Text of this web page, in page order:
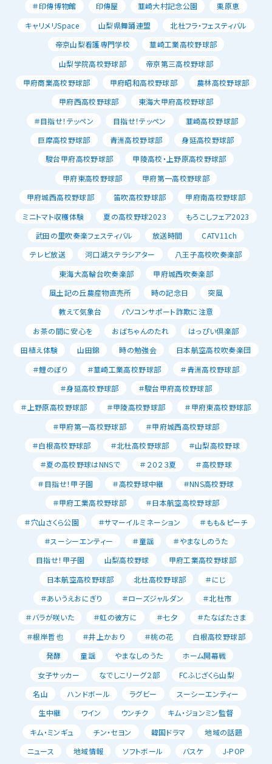
＃印傳博物館
印傳屋 韮崎大村記念公園
栗原恵
キャリメリSpace
山梨県舞踊連盟
北杜フラ・フェスティバル
帝京山梨看護専門学校
韮崎工業高校野球部
山梨学院高校野球部
帝京第三高校野球部
甲府商業高校野球部
甲府昭和高校野球部
農林高校野球部
甲府西高校野球部
東海大甲府高校野球部
＃目指せ！テッペン
目指せ！テッペン
韮崎高校野球部
巨摩高校野球部
青洲高校野球部
身延高校野球部
駿台甲府高校野球部
甲陵高校・上野原高校野球部
甲府東高校野球部
甲府第一高校野球部
甲府城西高校野球部
笛吹高校野球部
甲府南高校野球部
ミニトマト収穫体験
夏の高校野球2023
もろこしフェア2023
武田の里吹奏楽フェスティバル
放送時間
CATV11ch
テレビ放送
河口湖ステラシアター
八王子高校吹奏楽部
東海大高輪台吹奏楽部
甲府城西吹奏楽部
風土記の丘農産物直売所
時の記念日
突風
教えて気象台
パソコンサポート詐欺に注意
お茶の間に安心を
おばちゃんのたれ
はっぴい倶楽部
田植え体験
山田錦 時の勉強会
日本航空高校吹奏楽団
＃鯉のぼり
＃韮崎工業高校野球部
＃青洲高校野球部
＃身延高校野球部
＃駿台甲府高校野球部
＃上野原高校野球部
＃甲陵高校野球部
＃甲府東高校野球部
＃甲府第一高校野球部
＃甲府城西高校野球部
＃白根高校野球部
＃北杜高校野球部
＃山梨高校野球
＃夏の高校野球はNNSで
＃２０２３夏
＃高校野球
＃目指せ！甲子園
＃高校野球中継
＃NNS高校野球
＃甲府工業高校野球部
＃日本航空高校野球部
＃穴山さくら公園
＃サマーイルミネーション
＃もも＆ピーチ
＃スーシーエンティー
＃童謡
＃やまなしのうた
目指せ！甲子園
山梨高校野球
甲府工業高校野球部
日本航空高校野球部
北杜高校野球部
＃にじ
＃あいうえおにぎり
＃ローズジャルダン
＃北杜市
＃バラが咲いた
＃虹の彼方に ＃七夕
＃たなばたさま
＃根岸哲也
＃井上かおり ＃桃の花
白根高校野球部
発酵
童謡 やまなしのうた
ホーム開幕戦
女子サッカー
なでしこリーグ２部
FCふじざくら山梨
名山
ハンドボール ラグビー
スーシーエンティー
生中継
ワイン ウンチク
キム・ジョンミン監督
キム・ミンギュ
チン・セヨン 韓国ドラマ
地域の話題
ニュース
地域情報 ソフトボール バスケ
J-POP